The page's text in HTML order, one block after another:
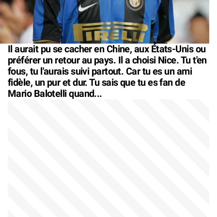
Il aurait pu se cacher en Chine, aux États-Unis ou
préférer un retour au pays. Il a choisi Nice. Tu t'en
fous, tu l'aurais suivi partout. Car tu es un ami
fidèle, un pur et dur. Tu sais que tu es fan de
Mario Balotelli quand...